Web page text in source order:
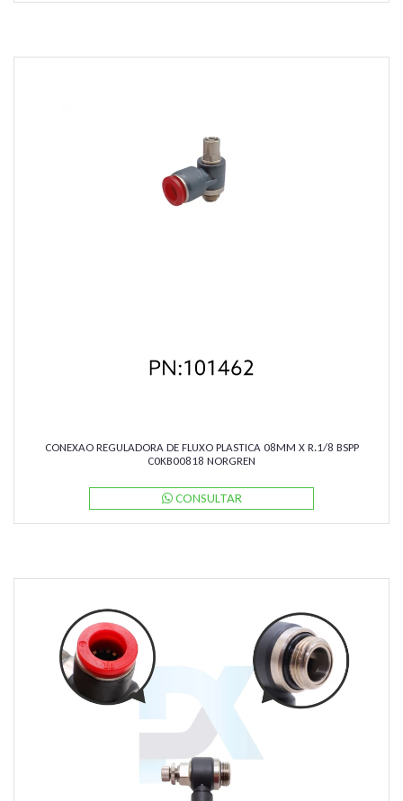
CONEXAO REGULADORA DE FLUXO PLASTICA 08MM X R.1/8 BSPP
C0KB00818 NORGREN
CONSULTAR